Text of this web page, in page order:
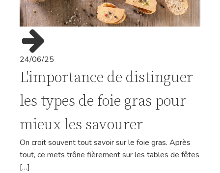
24/06/25
L'importance de distinguer
les types de foie gras pour
mieux les savourer
On croit souvent tout savoir sur le foie gras. Après
tout, ce mets trône fièrement sur les tables de fêtes
[…]